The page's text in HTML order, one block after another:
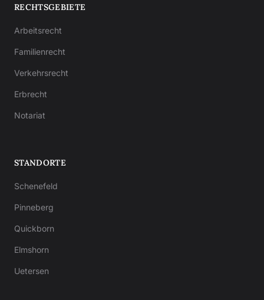
RECHTSGEBIETE
Arbeitsrecht
Familienrecht
Verkehrsrecht
Erbrecht
Notariat
STANDORTE
Schenefeld
Pinneberg
Quickborn
Elmshorn
Uetersen